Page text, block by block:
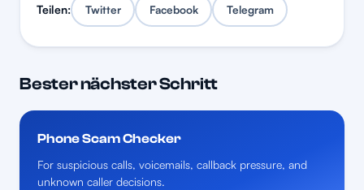
Teilen: Twitter Facebook Telegram
Bester nächster Schritt
Phone Scam Checker
For suspicious calls, voicemails, callback pressure, and
unknown caller decisions.